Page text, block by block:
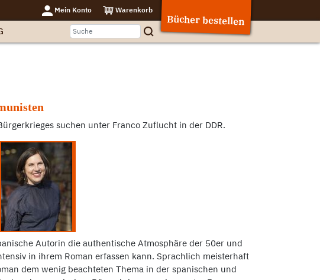
Mein Konto Warenkorb
Bücher bestellen
suchen unter Franco Zuflucht in der DDR.
Autorin die authentische Atmosphäre der 50er und
in ihrem Roman erfassen kann. Sprachlich meisterhaft
dem wenig beachteten Thema in der spanischen und